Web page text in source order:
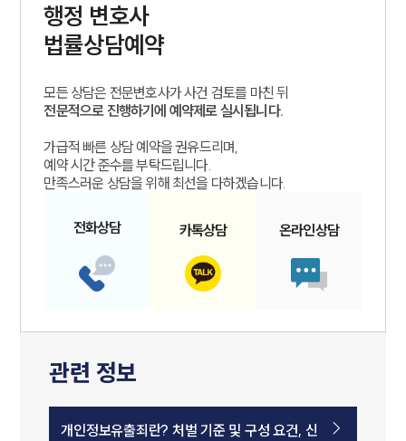
행정 변호사
법률상담예약
모든 상담은 전문변호사가 사건 검토를 마친 뒤
전문적으로 진행하기에 예약제로 실시됩니다.
가급적 빠른 상담 예약을 권유드리며,
예약 시간 준수를 부탁드립니다.
만족스러운 상담을 위해 최선을 다하겠습니다.
전화상담 카톡상담 온라인상담
관련 정보
개인정보유출죄란? 처벌 기준 및 구성 요건, 신